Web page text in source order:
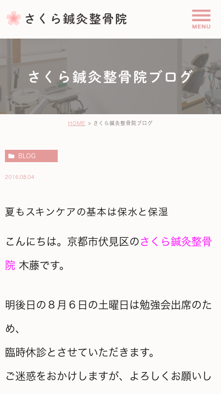
さくら鍼灸整骨院ブログ
HOME さくら鍼灸整骨院ブログ
BLOG
2016.08.04
夏もスキンケアの基本は保水と保湿
こんにちは。京都市伏見区の さくら鍼灸整骨
院 木藤です。
明後日の８月６日の土曜日は勉強会出席のた
め、
臨時休診とさせていただきます。
ご迷惑をおかけしますが、よろしくお願いし